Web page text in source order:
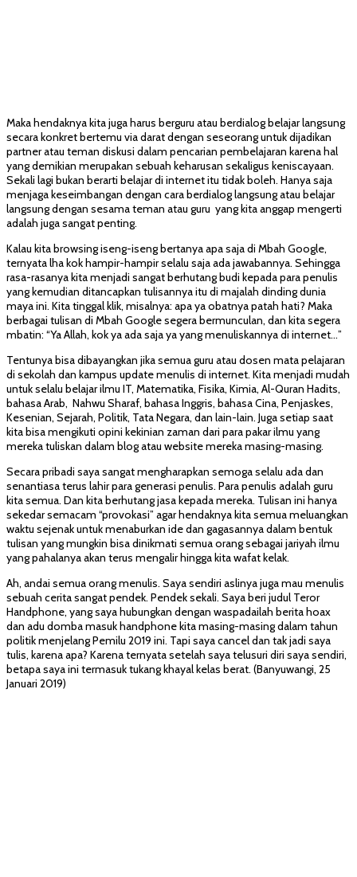
Maka hendaknya kita juga harus berguru atau berdialog belajar langsung
secara konkret bertemu via darat dengan seseorang untuk dijadikan
partner atau teman diskusi dalam pencarian pembelajaran karena hal
yang demikian merupakan sebuah keharusan sekaligus keniscayaan.
Sekali lagi bukan berarti belajar di internet itu tidak boleh. Hanya saja
menjaga keseimbangan dengan cara berdialog langsung atau belajar
langsung dengan sesama teman atau guru yang kita anggap mengerti
adalah juga sangat penting.
Kalau kita browsing iseng-iseng bertanya apa saja di Mbah Google,
ternyata lha kok hampir-hampir selalu saja ada jawabannya. Sehingga
rasa-rasanya kita menjadi sangat berhutang budi kepada para penulis
yang kemudian ditancapkan tulisannya itu di majalah dinding dunia
maya ini. Kita tinggal klik, misalnya: apa ya obatnya patah hati? Maka
berbagai tulisan di Mbah Google segera bermunculan, dan kita segera
mbatin: “Ya Allah, kok ya ada saja ya yang menuliskannya di internet…”
Tentunya bisa dibayangkan jika semua guru atau dosen mata pelajaran
di sekolah dan kampus update menulis di internet. Kita menjadi mudah
untuk selalu belajar ilmu IT, Matematika, Fisika, Kimia, Al-Quran Hadits,
bahasa Arab, Nahwu Sharaf, bahasa Inggris, bahasa Cina, Penjaskes,
Kesenian, Sejarah, Politik, Tata Negara, dan lain-lain. Juga setiap saat
kita bisa mengikuti opini kekinian zaman dari para pakar ilmu yang
mereka tuliskan dalam blog atau website mereka masing-masing.
Secara pribadi saya sangat mengharapkan semoga selalu ada dan
senantiasa terus lahir para generasi penulis. Para penulis adalah guru
kita semua. Dan kita berhutang jasa kepada mereka. Tulisan ini hanya
sekedar semacam “provokasi” agar hendaknya kita semua meluangkan
waktu sejenak untuk menaburkan ide dan gagasannya dalam bentuk
tulisan yang mungkin bisa dinikmati semua orang sebagai jariyah ilmu
yang pahalanya akan terus mengalir hingga kita wafat kelak.
Ah, andai semua orang menulis. Saya sendiri aslinya juga mau menulis
sebuah cerita sangat pendek. Pendek sekali. Saya beri judul Teror
Handphone, yang saya hubungkan dengan waspadailah berita hoax
dan adu domba masuk handphone kita masing-masing dalam tahun
politik menjelang Pemilu 2019 ini. Tapi saya cancel dan tak jadi saya
tulis, karena apa? Karena ternyata setelah saya telusuri diri saya sendiri,
betapa saya ini termasuk tukang khayal kelas berat. (Banyuwangi, 25
Januari 2019)